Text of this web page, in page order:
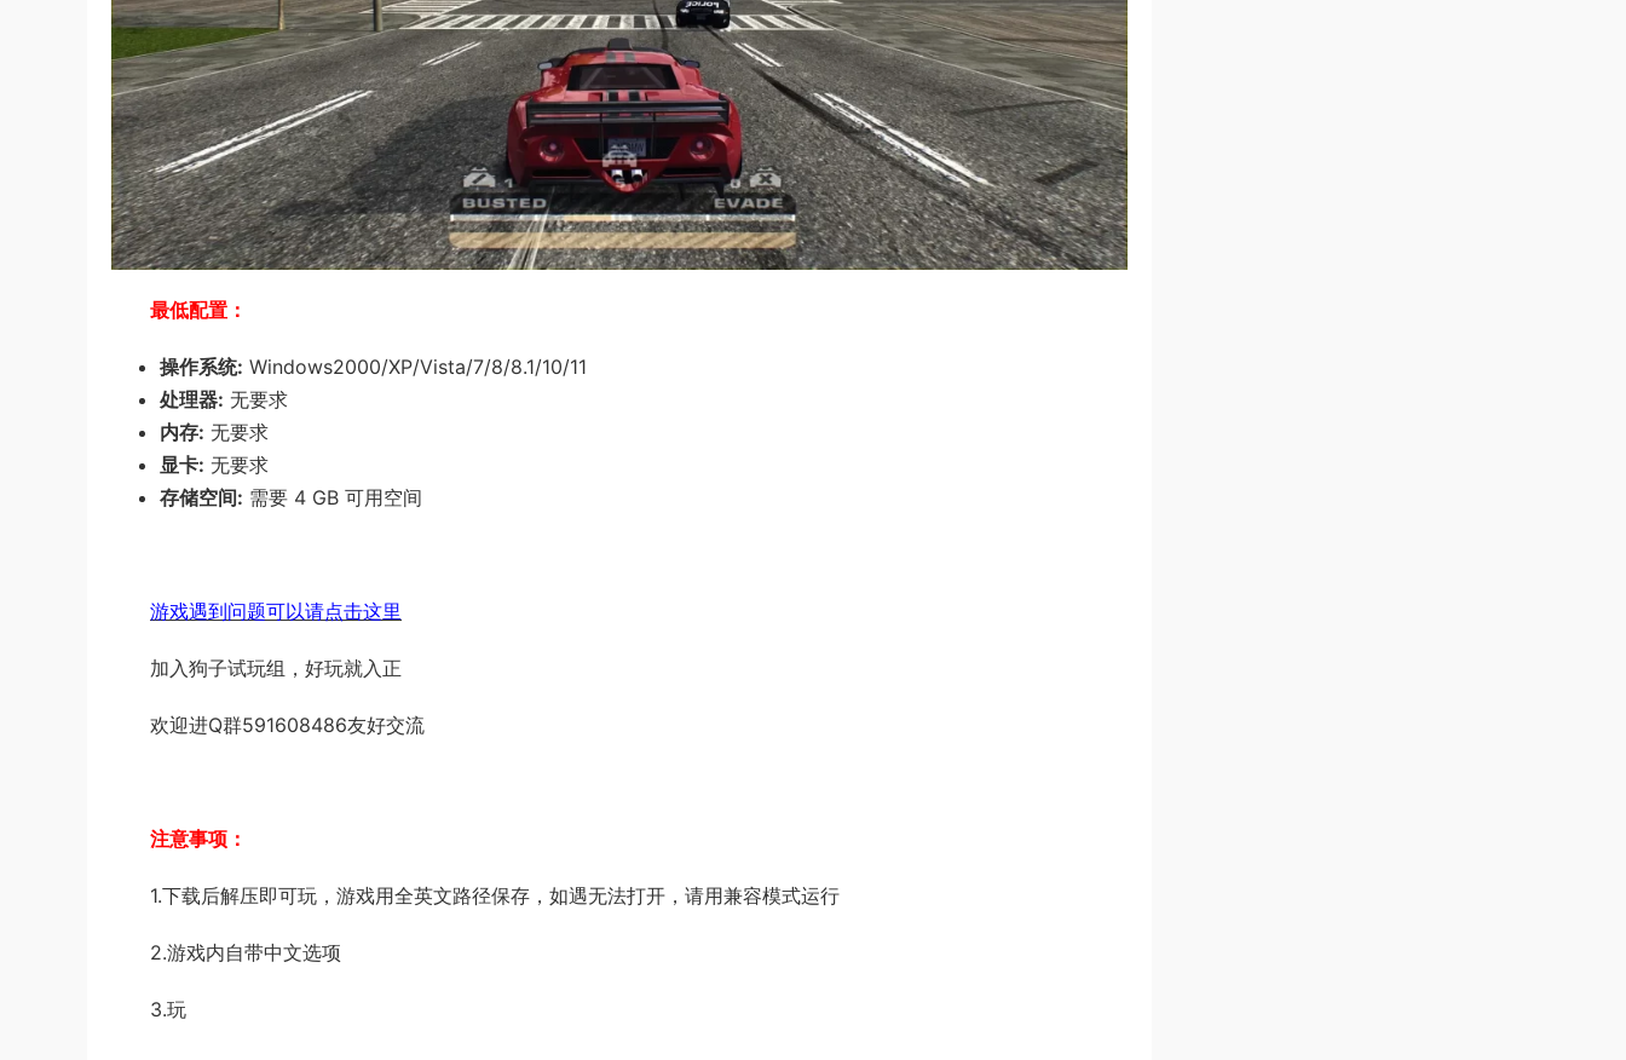
最低配置：
操作系统: Windows2000/XP/Vista/7/8/8.1/10/11
处理器: 无要求
内存: 无要求
显卡: 无要求
存储空间: 需要 4 GB 可用空间
游戏遇到问题可以请点击这里
加入狗子试玩组，好玩就入正
欢迎进Q群591608486友好交流
注意事项：
1.下载后解压即可玩，游戏用全英文路径保存，如遇无法打开，请用兼容模式运行
2.游戏内自带中文选项
3.玩